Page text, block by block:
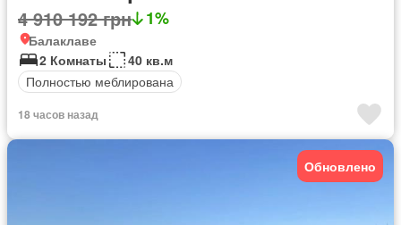
4 910 192 грн 1%
Балаклаве
2 Комнаты
40 кв.м
Полностью меблирована
18 часов назад
Обновлено